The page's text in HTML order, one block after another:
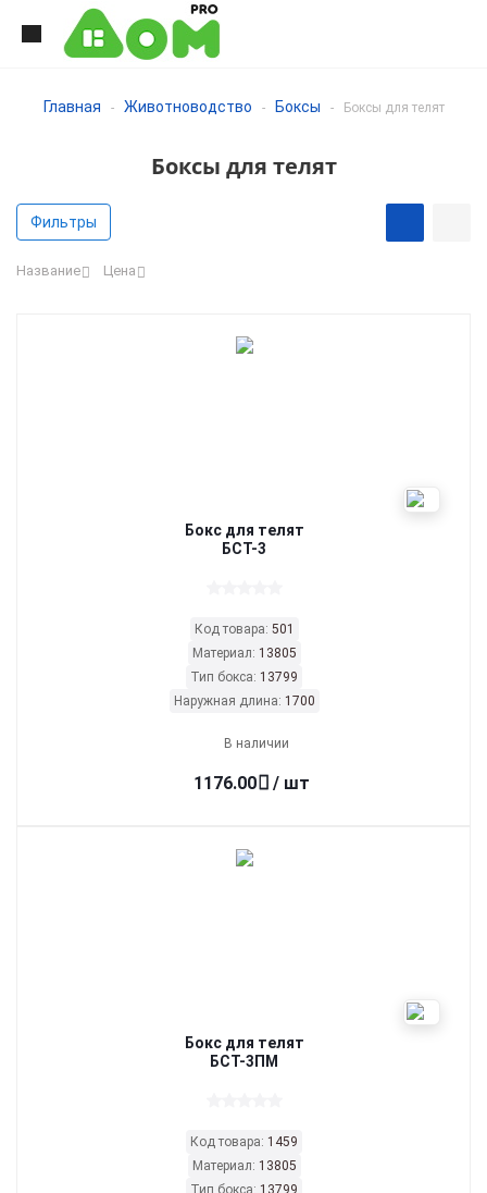
Главная - Животноводство - Боксы - Боксы для телят
Боксы для телят
Фильтры
Название Цена
Бокс для телят
БСТ-3
Код товара: 501
Материал: 13805
Тип бокса: 13799
Наружная длина: 1700
В наличии
1176.00 / шт
Бокс для телят
БСТ-3ПМ
Код товара: 1459
Материал: 13805
Тип бокса: 13799